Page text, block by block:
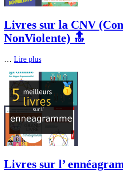
Livres sur la CNV
NonViolente) 🔝
… Lire plus
Livres sur l’